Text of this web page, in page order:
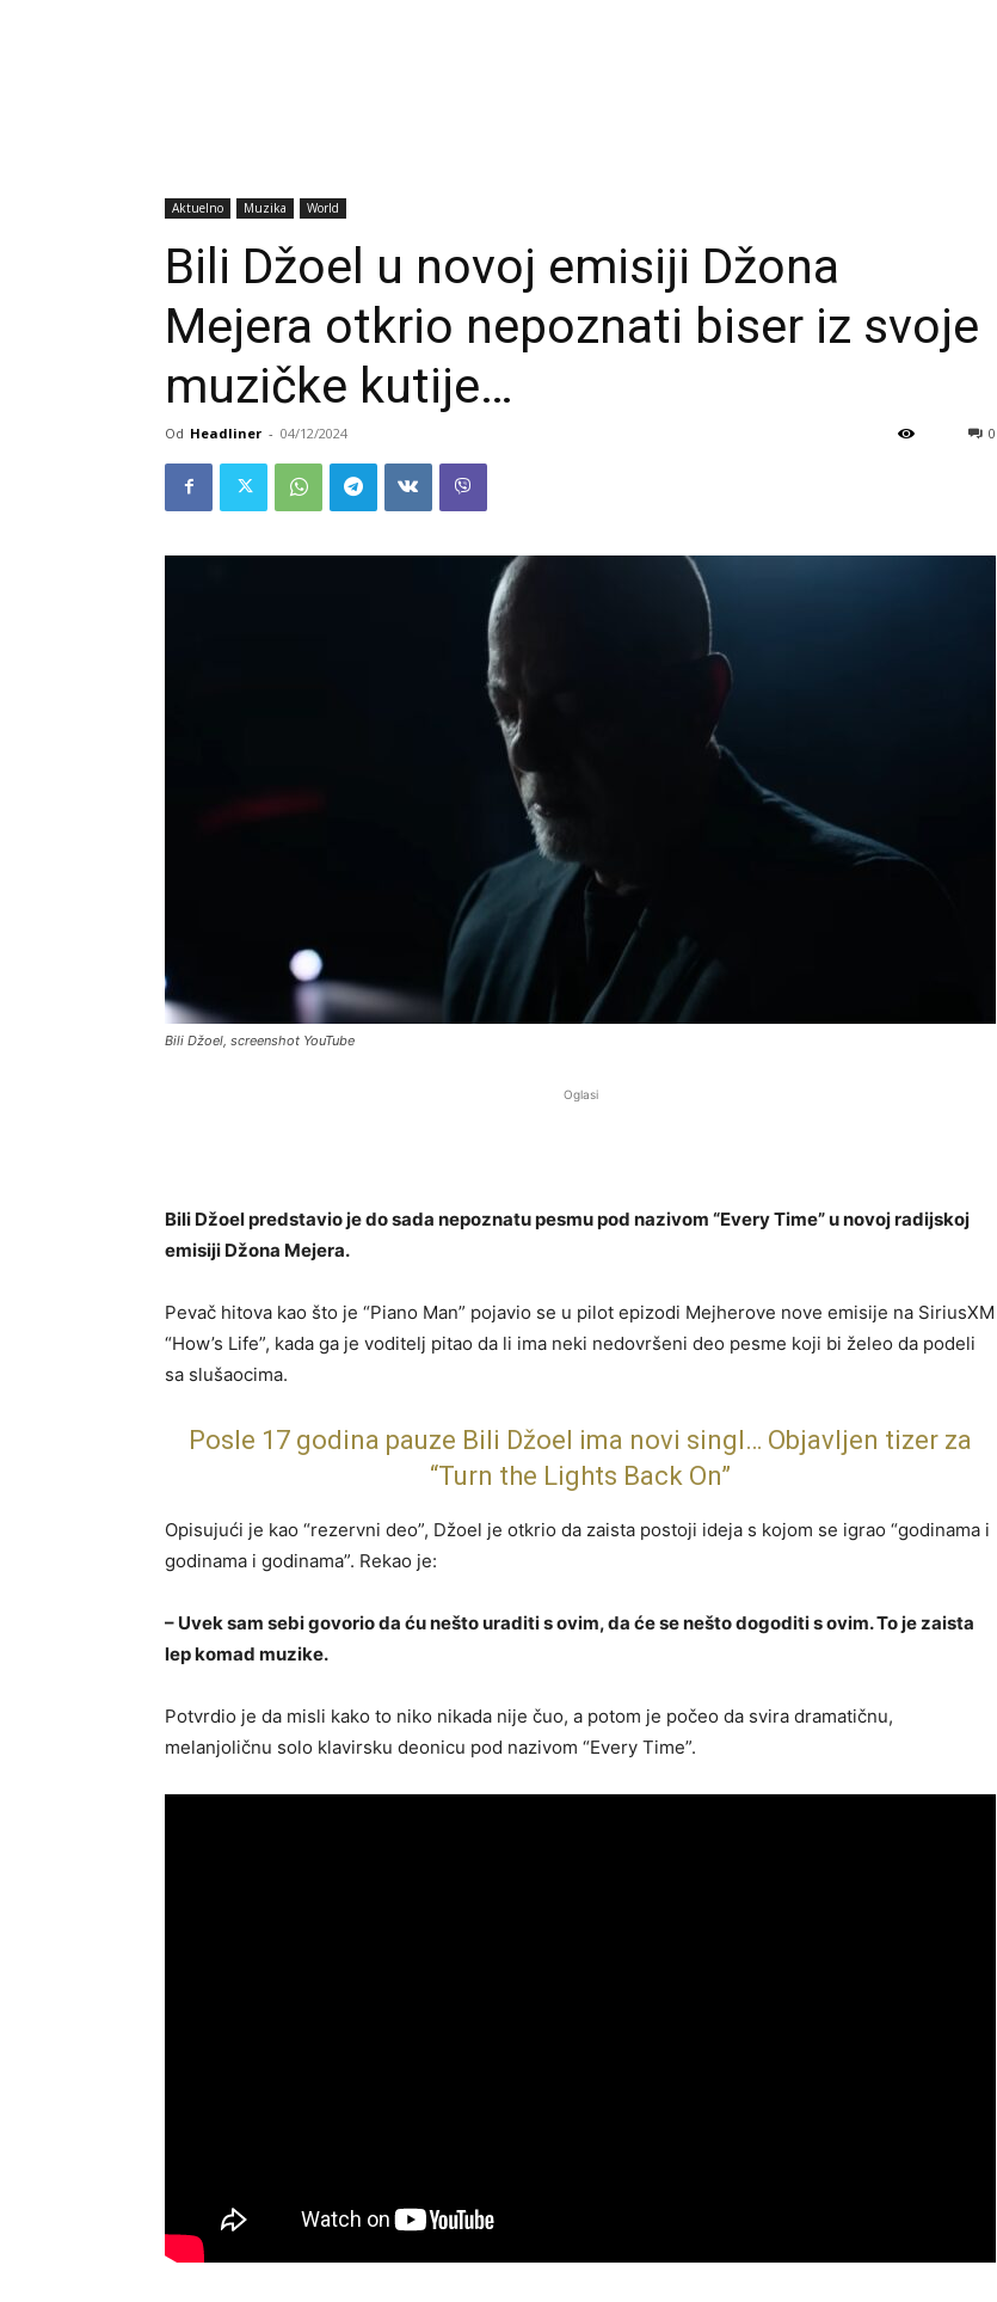
Aktuelno Muzika World
Bili Džoel u novoj emisiji Džona
Mejera otkrio nepoznati biser iz svoje
muzičke kutije…
Od Headliner - 04/12/2024 0
Bili Džoel, screenshot YouTube
Oglasi
Bili Džoel predstavio je do sada nepoznatu pesmu pod nazivom “Every Time” u novoj radijskoj
emisiji Džona Mejera.
Pevač hitova kao što je “Piano Man” pojavio se u pilot epizodi Mejherove nove emisije na SiriusXM
“How’s Life”, kada ga je voditelj pitao da li ima neki nedovršeni deo pesme koji bi želeo da podeli
sa slušaocima.
Posle 17 godina pauze Bili Džoel ima novi singl… Objavljen tizer za
“Turn the Lights Back On”
Opisujući je kao “rezervni deo”, Džoel je otkrio da zaista postoji ideja s kojom se igrao “godinama i
godinama i godinama”. Rekao je:
– Uvek sam sebi govorio da ću nešto uraditi s ovim, da će se nešto dogoditi s ovim. To je zaista
lep komad muzike.
Potvrdio je da misli kako to niko nikada nije čuo, a potom je počeo da svira dramatičnu,
melanjoličnu solo klavirsku deonicu pod nazivom “Every Time”.